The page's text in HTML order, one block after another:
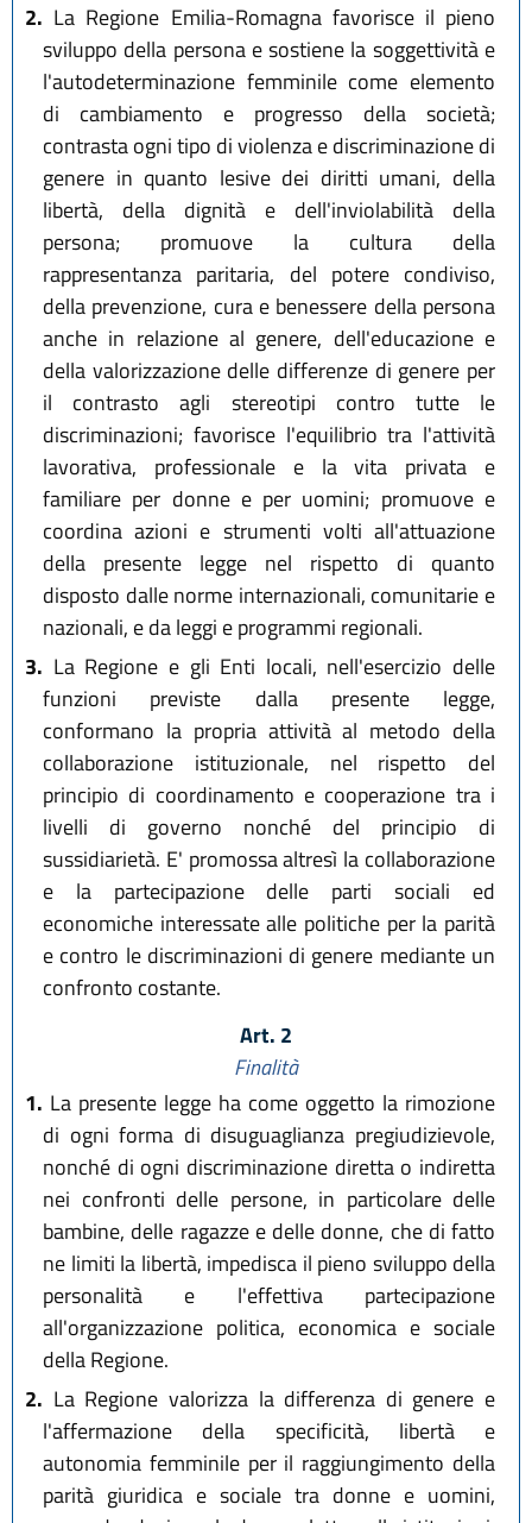
2. La Regione Emilia-Romagna favorisce il pieno
sviluppo della persona e sostiene la soggettività e
l'autodeterminazione femminile come elemento
di cambiamento e progresso della società;
contrasta ogni tipo di violenza e discriminazione di
genere in quanto lesive dei diritti umani, della
libertà, della dignità e dell'inviolabilità della
persona; promuove la cultura della
rappresentanza paritaria, del potere condiviso,
della prevenzione, cura e benessere della persona
anche in relazione al genere, dell'educazione e
della valorizzazione delle differenze di genere per
il contrasto agli stereotipi contro tutte le
discriminazioni; favorisce l'equilibrio tra l'attività
lavorativa, professionale e la vita privata e
familiare per donne e per uomini; promuove e
coordina azioni e strumenti volti all'attuazione
della presente legge nel rispetto di quanto
disposto dalle norme internazionali, comunitarie e
nazionali, e da leggi e programmi regionali.
3. La Regione e gli Enti locali, nell'esercizio delle
funzioni previste dalla presente legge,
conformano la propria attività al metodo della
collaborazione istituzionale, nel rispetto del
principio di coordinamento e cooperazione tra i
livelli di governo nonché del principio di
sussidiarietà. E' promossa altresì la collaborazione
e la partecipazione delle parti sociali ed
economiche interessate alle politiche per la parità
e contro le discriminazioni di genere mediante un
confronto costante.
Art. 2
Finalità
1. La presente legge ha come oggetto la rimozione
di ogni forma di disuguaglianza pregiudizievole,
nonché di ogni discriminazione diretta o indiretta
nei confronti delle persone, in particolare delle
bambine, delle ragazze e delle donne, che di fatto
ne limiti la libertà, impedisca il pieno sviluppo della
personalità e l'effettiva partecipazione
all'organizzazione politica, economica e sociale
della Regione.
2. La Regione valorizza la differenza di genere e
l'affermazione della specificità, libertà e
autonomia femminile per il raggiungimento della
parità giuridica e sociale tra donne e uomini,